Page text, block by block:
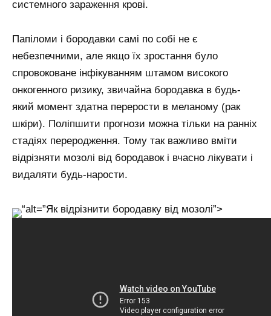
системного зараження крові.
Папіломи і бородавки самі по собі не є
небезпечними, але якщо їх зростання було
спровоковане інфікуванням штамом високого
онкогенного ризику, звичайна бородавка в будь-
який момент здатна перерости в меланому (рак
шкіри). Поліпшити прогнози можна тільки на ранніх
стадіях переродження. Тому так важливо вміти
відрізняти мозолі від бородавок і вчасно лікувати і
видаляти будь-нарости.
“alt=”Як відрізнити бородавку від мозолі”>